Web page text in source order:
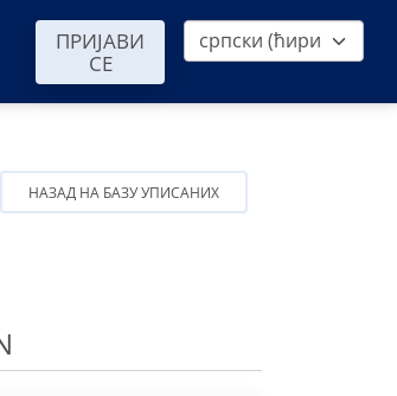
ПРИЈАВИ
СЕ
НАЗАД НА БАЗУ УПИСАНИХ